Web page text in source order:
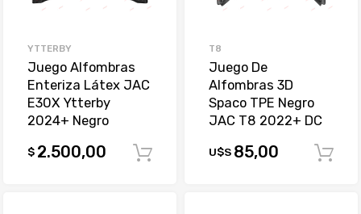
YTTERBY
Juego Alfombras
Enteriza Látex JAC
E30X Ytterby
2024+ Negro
$ 2.500,00 Comprar
T8
Juego De
Alfombras 3D
Spaco TPE Negro
JAC T8 2022+ DC
U$S 85,00